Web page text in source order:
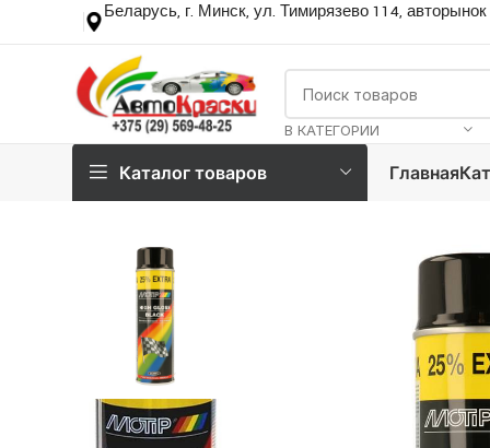
Беларусь, г. Минск, ул. Тимирязево 114,
В КАТЕГОРИИ
Каталог товаров Главная